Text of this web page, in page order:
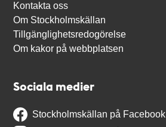
Kontakta oss
Om Stockholmskällan
Tillgänglighetsredogörelse
Om kakor på webbplatsen
Sociala medier
Stockholmskällan på Facebook